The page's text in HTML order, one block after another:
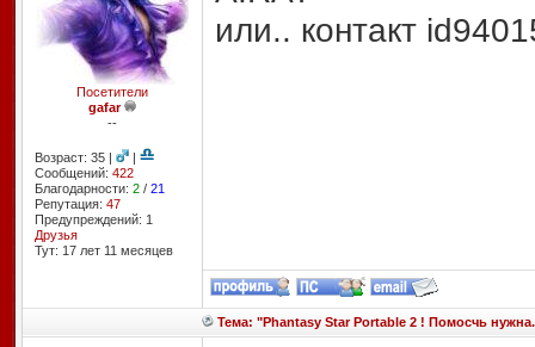
Посетители
gafar
--
Возраст: 35 |
|
Сообщений: 422
Благодарности: 2/ 21
Репутация: 47
Предупреждений: 1
Друзья
Тут: 17 лет 11 месяцев
или.. контакт
Тема: "Phantasy Star Portable 2 ! Помосчь